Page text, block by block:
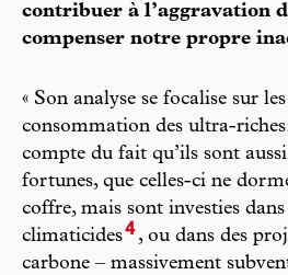
contribuer à l’aggravation
compenser notre propre
« Son analyse se focalise sur
consommation des ultra-
compte du fait qu’ils sont
fortunes, que celles-ci ne
coffre, mais sont investies
climaticides4, ou dans des
carbone – massivement